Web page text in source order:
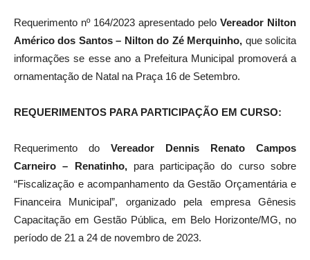
Requerimento nº 164/2023 apresentado pelo Vereador Nilton
Américo dos Santos – Nilton do Zé Merquinho, que solicita
informações se esse ano a Prefeitura Municipal promoverá a
ornamentação de Natal na Praça 16 de Setembro.
REQUERIMENTOS PARA PARTICIPAÇÃO EM CURSO:
Requerimento do Vereador Dennis Renato Campos
Carneiro – Renatinho,para participação do curso sobre
“Fiscalização e acompanhamento da Gestão Orçamentária e
Financeira Municipal”, organizado pela empresa Gênesis
Capacitação em Gestão Pública, em Belo Horizonte/MG, no
período de 21 a 24 de novembro de 2023.